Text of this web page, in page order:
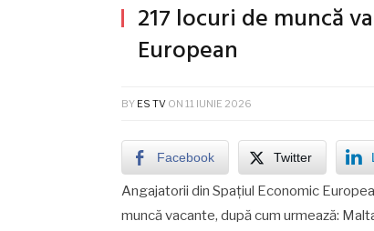
217 locuri de muncă
European
BY ES TV ON 11 IUNIE 2026
Facebook Twitter
Angajatorii din Spaţiul Economic
muncă vacante, după cum urmează: